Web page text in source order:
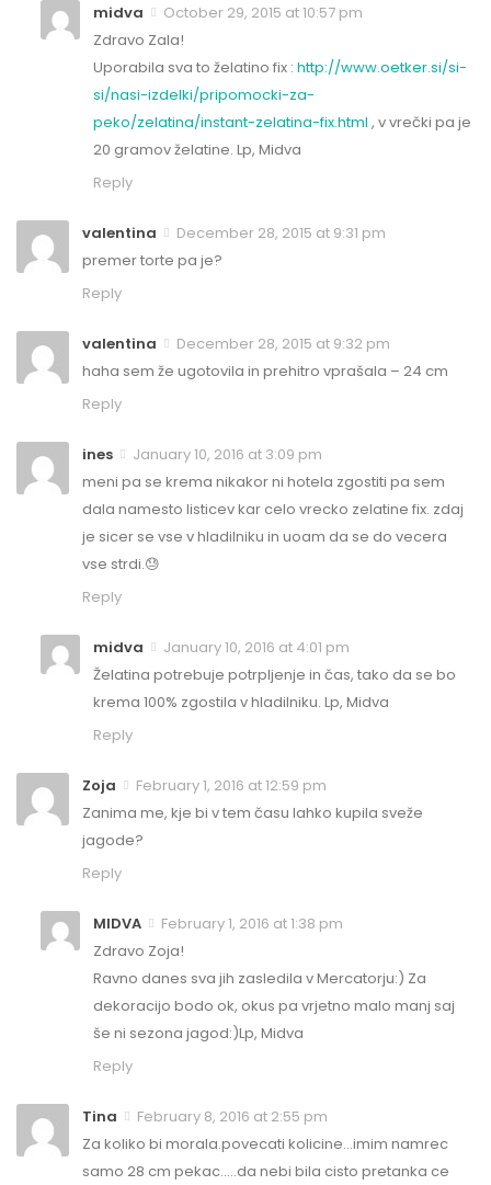
midva
October 29, 2015 at 10:57 pm
Zdravo Zala!
Uporabila sva to želatino fix : http://www.oetker.si/si-
si/nasi-izdelki/pripomocki-za-
peko/zelatina/instant-zelatina-fix.html , v vrečki pa je
20 gramov želatine. Lp, Midva
Reply
valentina
December 28, 2015 at 9:31 pm
premer torte pa je?
Reply
valentina
December 28, 2015 at 9:32 pm
haha sem že ugotovila in prehitro vprašala – 24 cm
Reply
ines
January 10, 2016 at 3:09 pm
meni pa se krema nikakor ni hotela zgostiti pa sem
dala namesto listicev kar celo vrecko zelatine fix. zdaj
je sicer se vse v hladilniku in uoam da se do vecera
vse strdi.😓
Reply
midva
January 10, 2016 at 4:01 pm
Želatina potrebuje potrpljenje in čas, tako da se bo
krema 100% zgostila v hladilniku. Lp, Midva
Reply
Zoja
February 1, 2016 at 12:59 pm
Zanima me, kje bi v tem času lahko kupila sveže
jagode?
Reply
MIDVA
February 1, 2016 at 1:38 pm
Zdravo Zoja!
Ravno danes sva jih zasledila v Mercatorju:) Za
dekoracijo bodo ok, okus pa vrjetno malo manj saj
še ni sezona jagod:)Lp, Midva
Reply
Tina
February 8, 2016 at 2:55 pm
Za koliko bi morala.povecati kolicine…imim namrec
samo 28 cm pekac…..da nebi bila cisto pretanka ce